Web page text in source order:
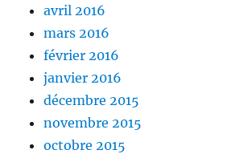
avril 2016
mars 2016
février 2016
janvier 2016
décembre 2015
novembre 2015
octobre 2015